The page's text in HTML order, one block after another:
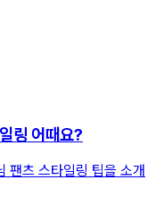
링 어때요?
팬츠 스타일링 팁을 소개